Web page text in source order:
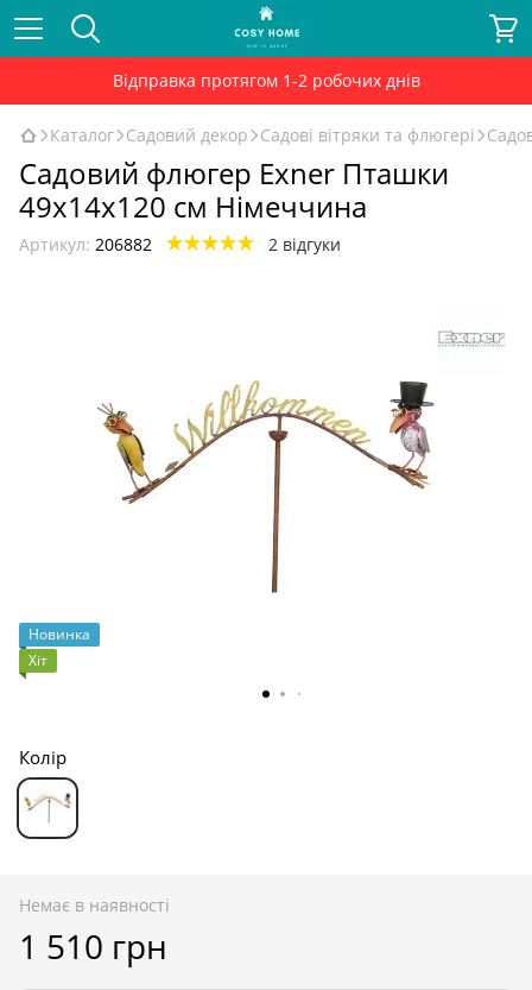
Відправка протягом 1-2 робочих днів
Каталог Садовий декор Садові вітряки та флюгері
Садовий флюгер Exner Пташки
49x14x120 см Німеччина
Артикул: 206882 2 відгуки
Новинка
Хіт
Колір
Немає в наявності
1 510 грн